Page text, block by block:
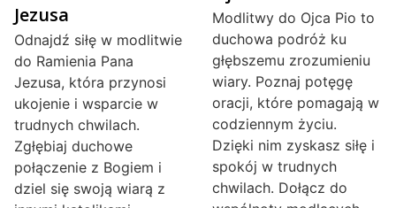
Jezusa
Odnajdź siłę w modlitwie
do Ramienia Pana
Jezusa, która przynosi
ukojenie i wsparcie w
trudnych chwilach.
Zgłębiaj duchowe
połączenie z Bogiem i
dziel się swoją wiarą z
Modlitwy do Ojca Pio to
duchowa podróż ku
głębszemu zrozumieniu
wiary. Poznaj potęgę
oracji, które pomagają w
codziennym życiu.
Dzięki nim zyskasz siłę i
spokój w trudnych
chwilach. Dołącz do